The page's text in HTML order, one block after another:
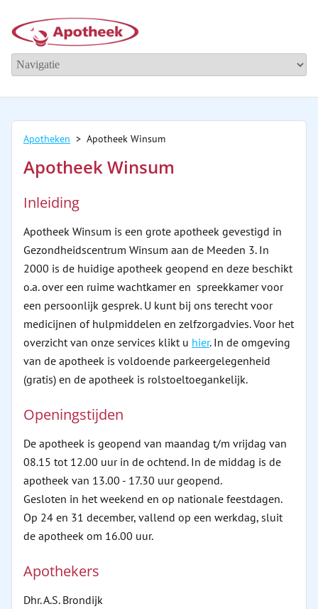
Apotheken > Apotheek Winsum
Apotheek Winsum
Inleiding
Apotheek Winsum is een grote apotheek gevestigd in
Gezondheidscentrum Winsum aan de Meeden 3. In
2000 is de huidige apotheek geopend en deze beschikt
o.a. over een ruime wachtkamer en spreekkamer voor
een persoonlijk gesprek. U kunt bij ons terecht voor
medicijnen of hulpmiddelen en zelfzorgadvies. Voor het
overzicht van onze services klikt u hier. In de omgeving
van de apotheek is voldoende parkeergelegenheid
(gratis) en de apotheek is rolstoeltoegankelijk.
Openingstijden
De apotheek is geopend van maandag t/m vrijdag van
08.15 tot 12.00 uur in de ochtend. In de middag is de
apotheek van 13.00 - 17.30 uur geopend.
Gesloten in het weekend en op nationale feestdagen.
Op 24 en 31 december, vallend op een werkdag, sluit
de apotheek om 16.00 uur.
Apothekers
Dhr. A.S. Brondijk